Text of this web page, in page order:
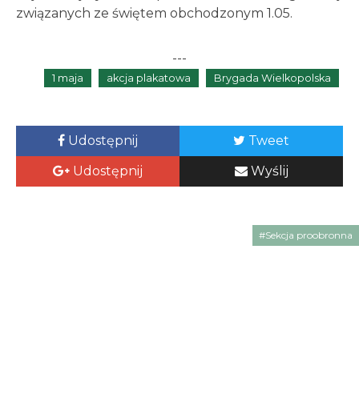
związanych ze świętem obchodzonym 1.05.
---
1 maja akcja plakatowa Brygada Wielkopolska
Udostępnij
Tweet
Udostępnij
Wyślij
#Sekcja proobronna